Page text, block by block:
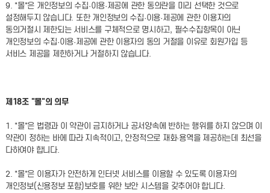
9. "몰"은 개인정보의 수집·이용·제공에 관한 동의란을 미리 선택한 것으로
설정해두지 않습니다. 또한 개인정보의 수집·이용·제공에 관한 이용자의
동의거절시 제한되는 서비스를 구체적으로 명시하고, 필수수집항목이 아닌
개인정보의 수집·이용·제공에 관한 이용자의 동의 거절을 이유로 회원가입 등
서비스 제공을 제한하거나 거절하지 않습니다.
제18조 "몰"의 의무
1. "몰"은 법령과 이 약관이 금지하거나 공서양속에 반하는 행위를 하지 않으며 이
약관이 정하는 바에 따라 지속적이고, 안정적으로 재화·용역을 제공하는데 최선을
다하여야 합니다.
2. "몰"은 이용자가 안전하게 인터넷 서비스를 이용할 수 있도록 이용자의
개인정보(신용정보 포함)보호를 위한 보안 시스템을 갖추어야 합니다.